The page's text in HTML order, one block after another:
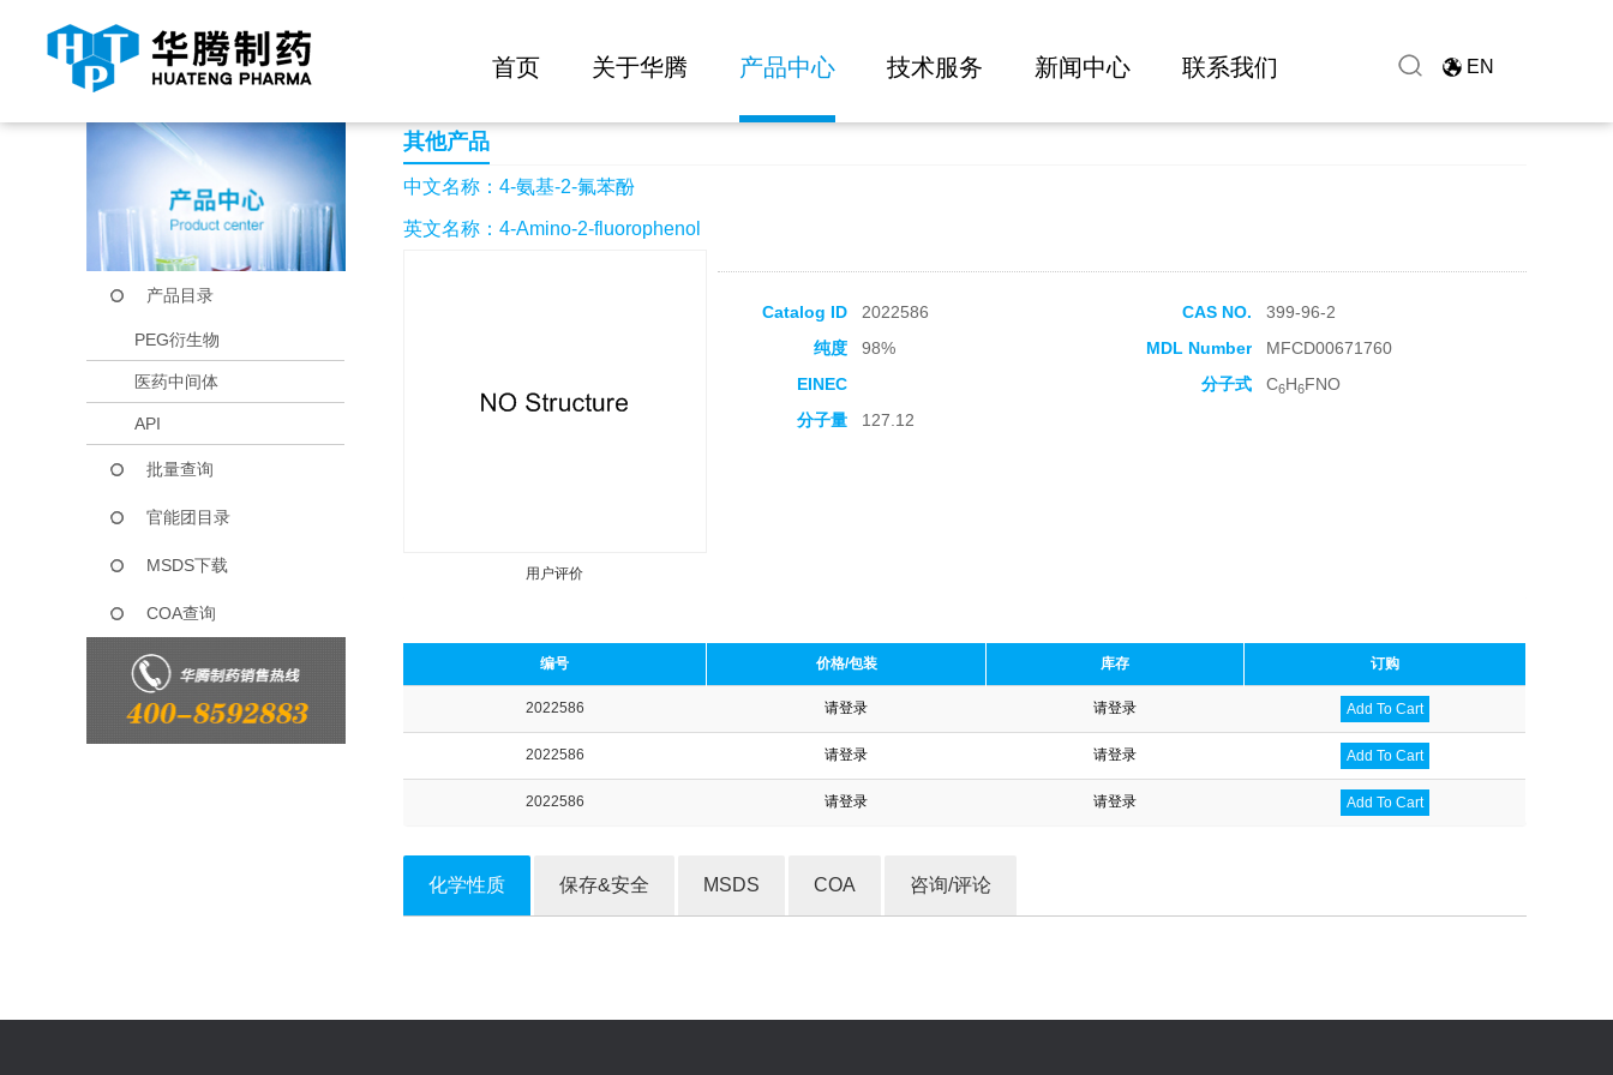
首页 关于华腾 产品中心 技术服务 新闻中心 联系我们 EN
当前位置： 首页 产品中心 4-氨基-2-氟苯酚
产品目录
PEG衍生物
医药中间体
API
批量查询
官能团目录
MSDS下载
COA查询
其他产品
中文名称：4-氨基-2-氟苯酚
英文名称：4-Amino-2-fluorophenol
用户评价
收藏产品
Catalog ID 2022586 CAS NO.
399-96-2
纯度
98% MDL Number
MFCD00671760
EINEC
分子式 C6H6FNO
分子量
127.12
编号 价格/包装 库存 订购
2022586 请登录 请登录 Add To Cart
2022586 请登录 请登录 Add To Cart
2022586 请登录 请登录 Add To Cart
化学性质 保存&安全 MSDS COA 咨询/评论